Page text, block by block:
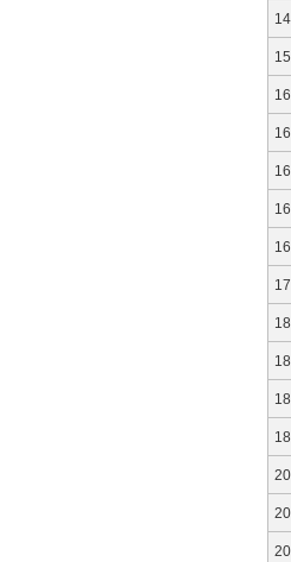
14
15
16
16
16
16
16
17
18
18
18
18
20
20
20